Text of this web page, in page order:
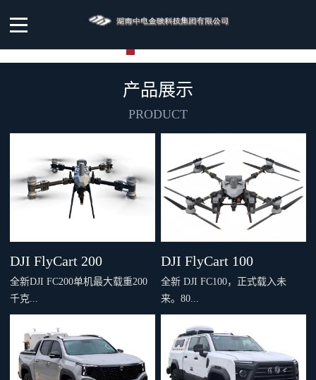
产品展示
PRODUCT
DJI FlyCart 200
全新DJI FC200单机最大载重200
千克...
，四机协同最大载重 600 千克。
支持双电和四电两种模式，还可
DJI FlyCart 100
全新 DJI FC100，正式载入未
来。80...
千克旗舰级载重，支持两种负载
系统，搭配丰富生态应用，重新